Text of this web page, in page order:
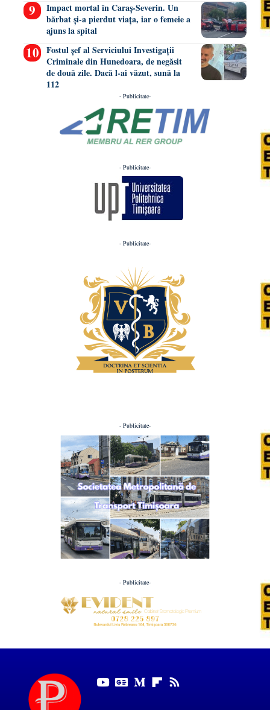
Impact mortal în Caraș-Severin. Un
bărbat și-a pierdut viața, iar o femeie a
ajuns la spital
Fostul șef al Serviciului Investigații
Criminale din Hunedoara, de negăsit
de două zile. Dacă l-ai văzut, sună la
112
- Publicitate-
- Publicitate-
- Publicitate-
- Publicitate-
- Publicitate-